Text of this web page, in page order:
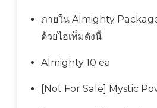
ภายใน Almighty
ด้วยไอเท็มดังนี้
Almighty 10 ea
[Not For Sale] Mystic